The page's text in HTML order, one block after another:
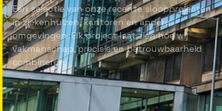
Een selectie van onze recente sloopprojecten
in ziekenhuizen, kantoren en andere
omgevingen. Elk project laat zien hoe wij
vakmanschap, precisie en betrouwbaarheid
combineren.